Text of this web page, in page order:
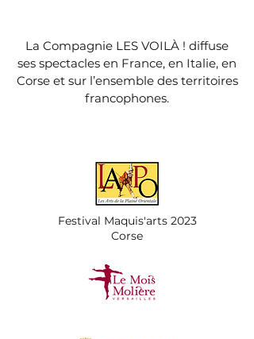
La Compagnie LES VOILÀ ! diffuse
ses spectacles en France, en Italie, en
Corse et sur l’ensemble des territoires
francophones.
Festival Maquis'arts 2023
Corse